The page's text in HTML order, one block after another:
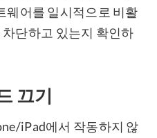
웨어를 일시적으로 비활
단하고 있는지 확인하
끄기
iPad에서 작동하지 않